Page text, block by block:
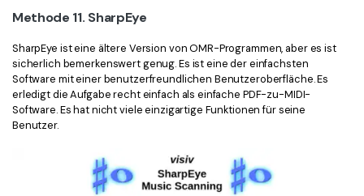
Methode 11. SharpEye
SharpEye ist eine ältere Version von OMR-Programmen, aber es ist
sicherlich bemerkenswert genug. Es ist eine der einfachsten
Software mit einer benutzerfreundlichen Benutzeroberfläche. Es
erledigt die Aufgabe recht einfach als einfache PDF-zu-MIDI-
Software. Es hat nicht viele einzigartige Funktionen für seine
Benutzer.